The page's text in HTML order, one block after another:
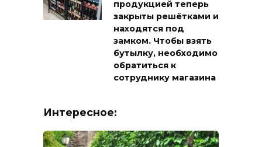
продукцией теперь
закрыты решётками и
находятся под
замком. Чтобы взять
бутылку, необходимо
обратиться к
сотруднику магазина
Интересное: